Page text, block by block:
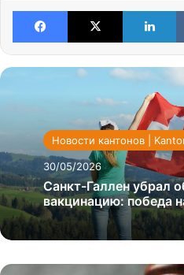
Facebook X
Новости кантонов |
30/05/2026
Санкт-Галлен убрал
вакцинацию: победа